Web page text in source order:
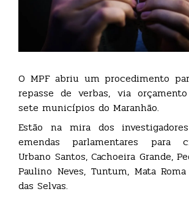
O MPF abriu um procedimento
repasse de verbas, via
sete municípios do Maranhão.
Estão na mira dos
emendas parlamentares para
Urbano Santos, Cachoeira Grande,
Paulino Neves, Tuntum, Mata
das Selvas.